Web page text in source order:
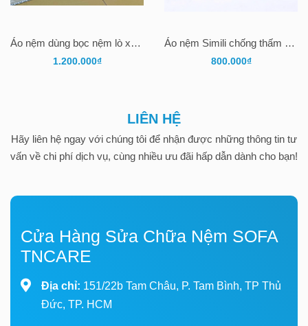
Áo nệm dùng bọc nệm lò xo 2 mặt (Vải gấm xốp chần mút chần viền)
1.200.000₫
Áo nệm Simili chống thấm nước 002
800.000₫
LIÊN HỆ
Hãy liên hệ ngay với chúng tôi để nhận được những thông tin tư
vấn về chi phí dịch vụ, cùng nhiều ưu đãi hấp dẫn dành cho bạn!
Cửa Hàng Sửa Chữa Nệm SOFA
TNCARE
Địa chỉ: 151/22b Tam Châu, P. Tam Bình, TP Thủ
Đức, TP. HCM